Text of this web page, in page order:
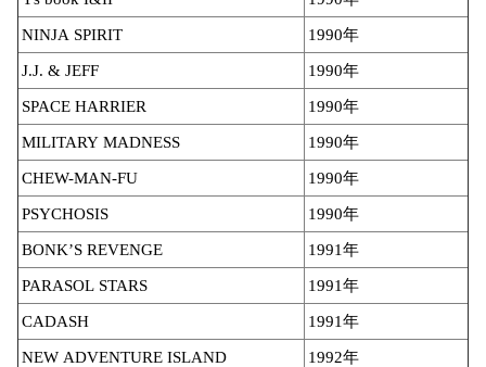
NINJA SPIRIT 1990年
J.J. & JEFF 1990年
SPACE HARRIER 1990年
MILITARY MADNESS 1990年
CHEW-MAN-FU 1990年
PSYCHOSIS 1990年
BONK’S REVENGE 1991年
PARASOL STARS 1991年
CADASH 1991年
NEW ADVENTURE ISLAND 1992年